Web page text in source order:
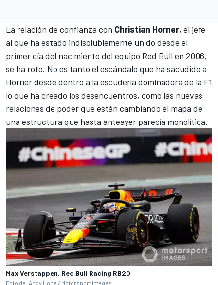
La relación de confianza con Christian Horner, el jefe
al que ha estado indisolublemente unido desde el
primer día del nacimiento del equipo Red Bull en 2006,
se ha roto. No es tanto el escándalo que ha sacudido a
Horner desde dentro a la escudería dominadora de la F1
lo que ha creado los desencuentros, como las nuevas
relaciones de poder que están cambiando el mapa de
una estructura que hasta anteayer parecía monolítica.
Max Verstappen, Red Bull Racing RB20
Foto de: Andy Hone / Motorsport Images